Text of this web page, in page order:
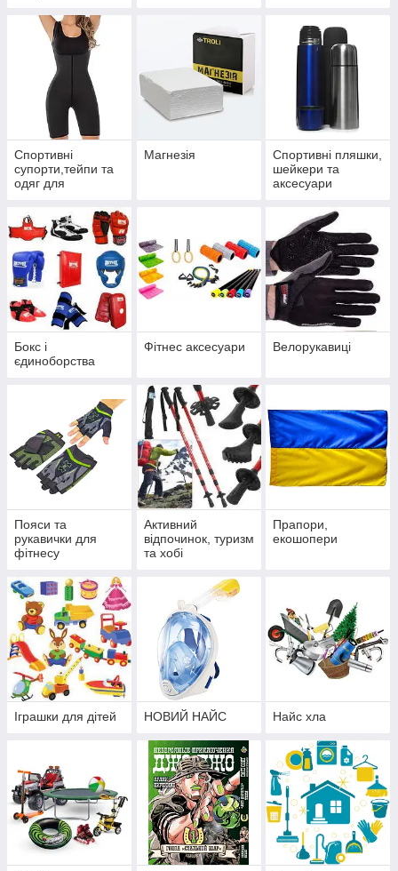
Спортивні
супорти,тейпи та
одяг для
Магнезія
Спортивні пляшки,
шейкери та
аксесуари
Бокс і
єдиноборства
Фітнес аксесуари Велорукавиці
Пояси та
рукавички для
фітнесу
Активний
відпочинок, туризм
та хобі
Прапори,
екошопери
Іграшки для дітей НОВИЙ НАЙС Найс хла